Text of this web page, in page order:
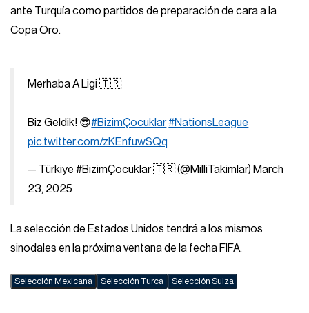
ante Turquía como partidos de preparación de cara a la
Copa Oro.
Merhaba A Ligi 🇹🇷
Biz Geldik! 😎#BizimÇocuklar#NationsLeague
pic.twitter.com/zKEnfuwSQq
— Türkiye #BizimÇocuklar 🇹🇷 (@MilliTakimlar) March
23, 2025
La selección de Estados Unidos tendrá a los mismos
sinodales en la próxima ventana de la fecha FIFA.
Selección Mexicana Selección Turca Selección Suiza